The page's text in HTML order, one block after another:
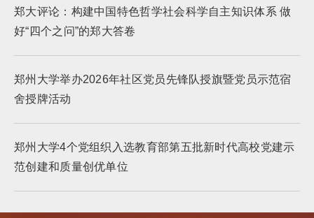
郑大评论：构建中国特色哲学社会科学自主知识体系 做
好“四个之问”的郑大答卷
郑州大学举办2026年社区党员先锋队授旗暨党员示范宿
舍授牌活动
郑州大学4个党组织入选教育部第五批新时代高校党建示
范创建和质量创优单位